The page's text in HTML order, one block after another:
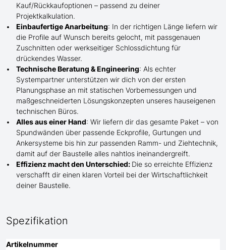
Kauf/Rückkaufoptionen – passend zu deiner
Projektkalkulation.
Einbaufertige Anarbeitung: In der richtigen Länge liefern wir
die Profile auf Wunsch bereits gelocht, mit passgenauen
Zuschnitten oder werkseitiger Schlossdichtung für
drückendes Wasser.
Technische Beratung & Engineering: Als echter
Systempartner unterstützen wir dich von der ersten
Planungsphase an mit statischen Vorbemessungen und
maßgeschneiderten Lösungskonzepten unseres hauseigenen
technischen Büros.
Alles aus einer Hand: Wir liefern dir das gesamte Paket – von
Spundwänden über passende Eckprofile, Gurtungen und
Ankersysteme bis hin zur passenden Ramm- und Ziehtechnik,
damit auf der Baustelle alles nahtlos ineinandergreift.
Effizienz macht den Unterschied: Die so erreichte Effizienz
verschafft dir einen klaren Vorteil bei der Wirtschaftlichkeit
deiner Baustelle.
Spezifikation
Artikelnummer